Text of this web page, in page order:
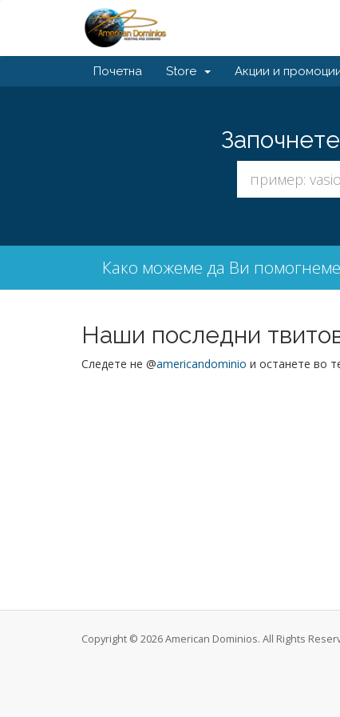
Почетна Store Акции и
Како можеме да Ви
Наши последни
Следете не @americandominio и останете во
Copyright © 2026 American Dominios. All Rights